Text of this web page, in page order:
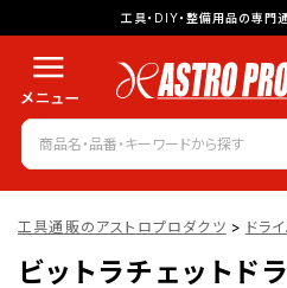
工具・DIY・整備用品の専門
工具通販のアストロプロダクツ > ドラ
ビットラチェットド